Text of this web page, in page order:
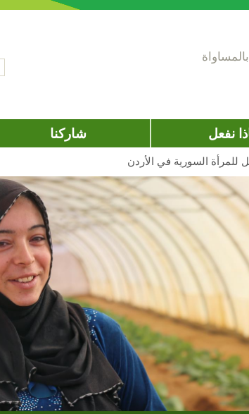
نفعل شاركنا
السورية في الأردن